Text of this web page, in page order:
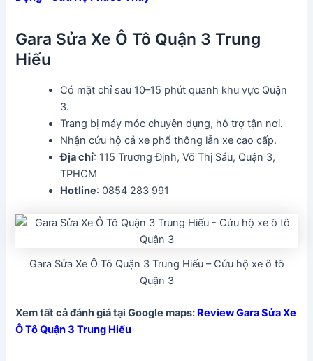
Gara Sửa Xe Ô Tô Quận 3 Trung
Hiếu
Có mặt chỉ sau 10–15 phút quanh khu vực Quận
3.
Trang bị máy móc chuyên dụng, hỗ trợ tận nơi.
Nhận cứu hộ cả xe phổ thông lẫn xe cao cấp.
Địa chỉ: 115 Trương Định, Võ Thị Sáu, Quận 3,
TPHCM
Hotline: 0854 283 991
Gara Sửa Xe Ô Tô Quận 3 Trung Hiếu – Cứu hộ xe ô tô
Quận 3
Xem tất cả đánh giá tại Google maps: Review Gara Sửa Xe
Ô Tô Quận 3 Trung Hiếu